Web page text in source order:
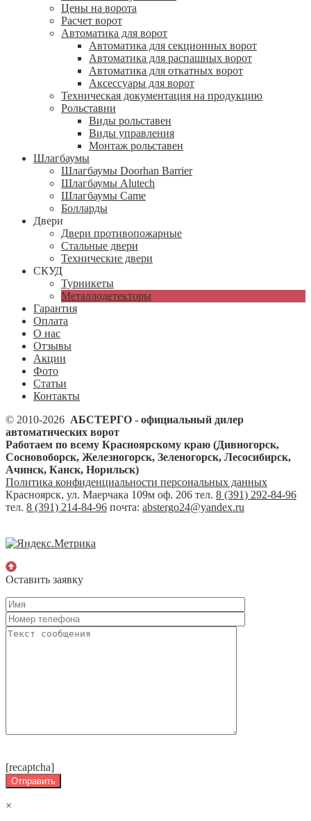
Цены на ворота
Расчет ворот
Автоматика для ворот
Автоматика для секционных ворот
Автоматика для распашных ворот
Автоматика для откатных ворот
Аксессуары для ворот
Техническая документация на продукцию
Рольставни
Виды рольставен
Виды управления
Монтаж рольставен
Шлагбаумы
Шлагбаумы Doorhan Barrier
Шлагбаумы Alutech
Шлагбаумы Came
Болларды
Двери
Двери противопожарные
Стальные двери
Технические двери
СКУД
Турникеты
Металлодетекторы
Гарантия
Оплата
О нас
Отзывы
Акции
Фото
Статьи
Контакты
© 2010-2026 АБСТЕРГО - официальный дилер
автоматических ворот
Работаем по всему Красноярскому краю (Дивногорск,
Сосновоборск, Железногорск, Зеленогорск, Лесосибирск,
Ачинск, Канск, Норильск)
Политика конфиденциальности персональных данных
Красноярск, ул. Маерчака 109м оф. 206 тел. 8 (391) 292-84-96
тел. 8 (391) 214-84-96 почта: abstergo24@yandex.ru
Оставить заявку
[recaptcha]
×